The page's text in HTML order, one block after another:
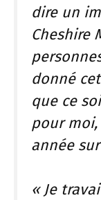
dire un
Cheshire
donné
que ce
pour
année
« Je